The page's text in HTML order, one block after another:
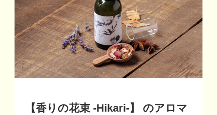
【香りの花束 -Hikari-】 のアロマ